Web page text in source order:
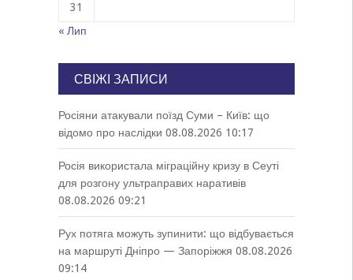
31
« Лип
СВІЖІ ЗАПИСИ
Росіяни атакували поїзд Суми – Київ: що
відомо про наслідки 08.08.2026 10:17
Росія використала міграційну кризу в Сеуті
для розгону ультраправих наративів
08.08.2026 09:21
Рух потяга можуть зупинити: що відбувається
на маршруті Дніпро — Запоріжжя 08.08.2026
09:14